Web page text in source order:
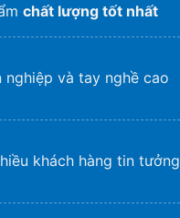
chất lượng tốt nhất
nghiệp và tay nghề cao
khách hàng tin tưởng